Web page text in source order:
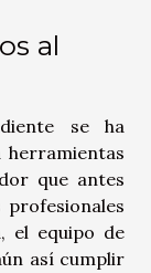
al
se ha
que antes
el equipo de
así cumplir